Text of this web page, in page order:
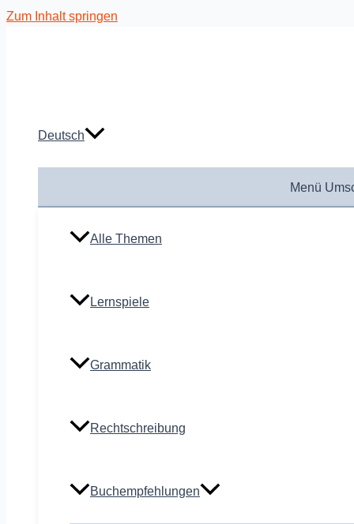
Zum Inhalt springen
Deutsch
Menü
Alle Themen
Lernspiele
Grammatik
Rechtschreibung
Buchempfehlungen